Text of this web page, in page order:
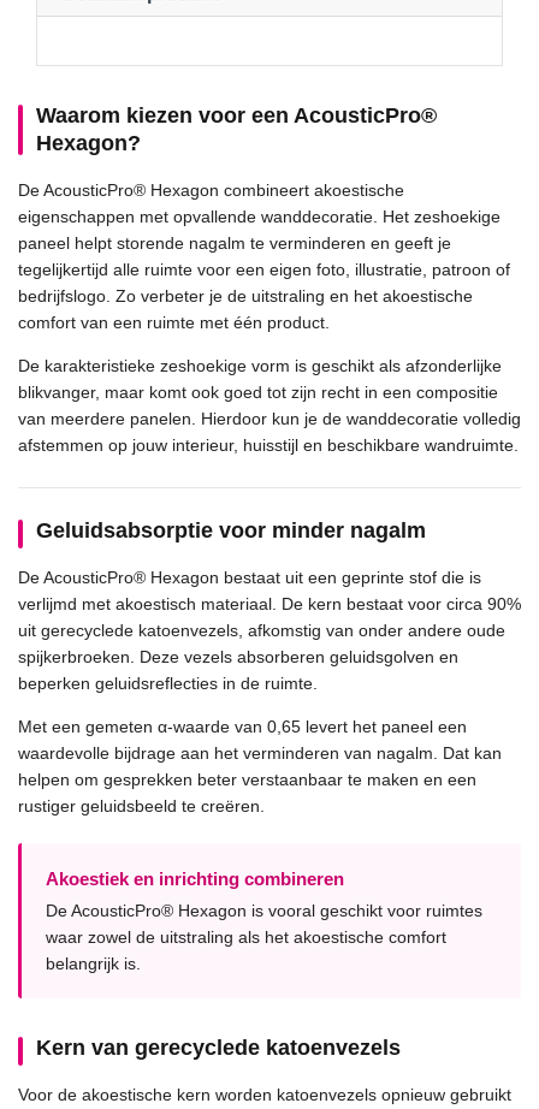
Waarom kiezen voor een AcousticPro®
Hexagon?
De AcousticPro® Hexagon combineert akoestische
eigenschappen met opvallende wanddecoratie. Het zeshoekige
paneel helpt storende nagalm te verminderen en geeft je
tegelijkertijd alle ruimte voor een eigen foto, illustratie, patroon of
bedrijfslogo. Zo verbeter je de uitstraling en het akoestische
comfort van een ruimte met één product.
De karakteristieke zeshoekige vorm is geschikt als afzonderlijke
blikvanger, maar komt ook goed tot zijn recht in een compositie
van meerdere panelen. Hierdoor kun je de wanddecoratie volledig
afstemmen op jouw interieur, huisstijl en beschikbare wandruimte.
Geluidsabsorptie voor minder nagalm
De AcousticPro® Hexagon bestaat uit een geprinte stof die is
verlijmd met akoestisch materiaal. De kern bestaat voor circa 90%
uit gerecyclede katoenvezels, afkomstig van onder andere oude
spijkerbroeken. Deze vezels absorberen geluidsgolven en
beperken geluidsreflecties in de ruimte.
Met een gemeten α-waarde van 0,65 levert het paneel een
waardevolle bijdrage aan het verminderen van nagalm. Dat kan
helpen om gesprekken beter verstaanbaar te maken en een
rustiger geluidsbeeld te creëren.
Akoestiek en inrichting combineren
De AcousticPro® Hexagon is vooral geschikt voor ruimtes
waar zowel de uitstraling als het akoestische comfort
belangrijk is.
Kern van gerecyclede katoenvezels
Voor de akoestische kern worden katoenvezels opnieuw gebruikt